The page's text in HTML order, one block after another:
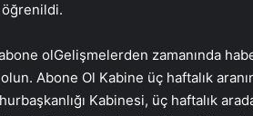
Gelişmelerden zamanında
Abone Ol Kabine üç haftalık
Kabinesi, üç haftalık